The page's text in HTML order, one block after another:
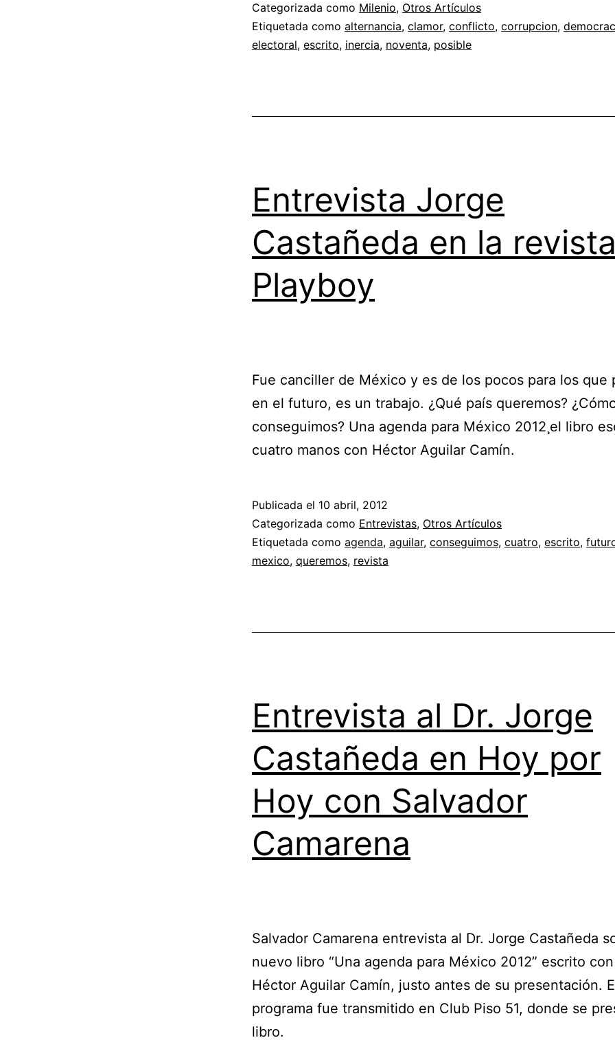
Categorizada como Milenio, Otros Artículos
Etiquetada como alternancia, clamor, conflicto, corrupcion,
electoral, escrito, inercia, noventa, posible
Entrevista Jorge
Castañeda en la revista
Playboy
Fue canciller de México y es de los pocos para los que
en el futuro, es un trabajo. ¿Qué país queremos?
conseguimos? Una agenda para México 2012¸el libro
cuatro manos con Héctor Aguilar Camín.
Publicada el 10 abril, 2012
Categorizada como Entrevistas, Otros Artículos
Etiquetada como agenda, aguilar, conseguimos, cuatro, escrito,
mexico, queremos, revista
Entrevista al Dr. Jorge
Castañeda en Hoy por
Hoy con Salvador
Camarena
Salvador Camarena entrevista al Dr. Jorge Castañeda
nuevo libro “Una agenda para México 2012” escrito
Héctor Aguilar Camín, justo antes de su presentación.
programa fue transmitido en Club Piso 51, donde se
libro.